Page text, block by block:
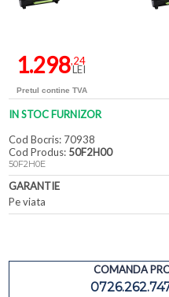
1.298,24
LEI
Pretul contine TVA
IN STOC FURNIZOR
Cod Bocris: 70938
Cod Produs: 50F2H00
50F2H0E
GARANTIE
Pe viata
COMANDA